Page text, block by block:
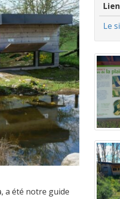
a été notre guide
Le